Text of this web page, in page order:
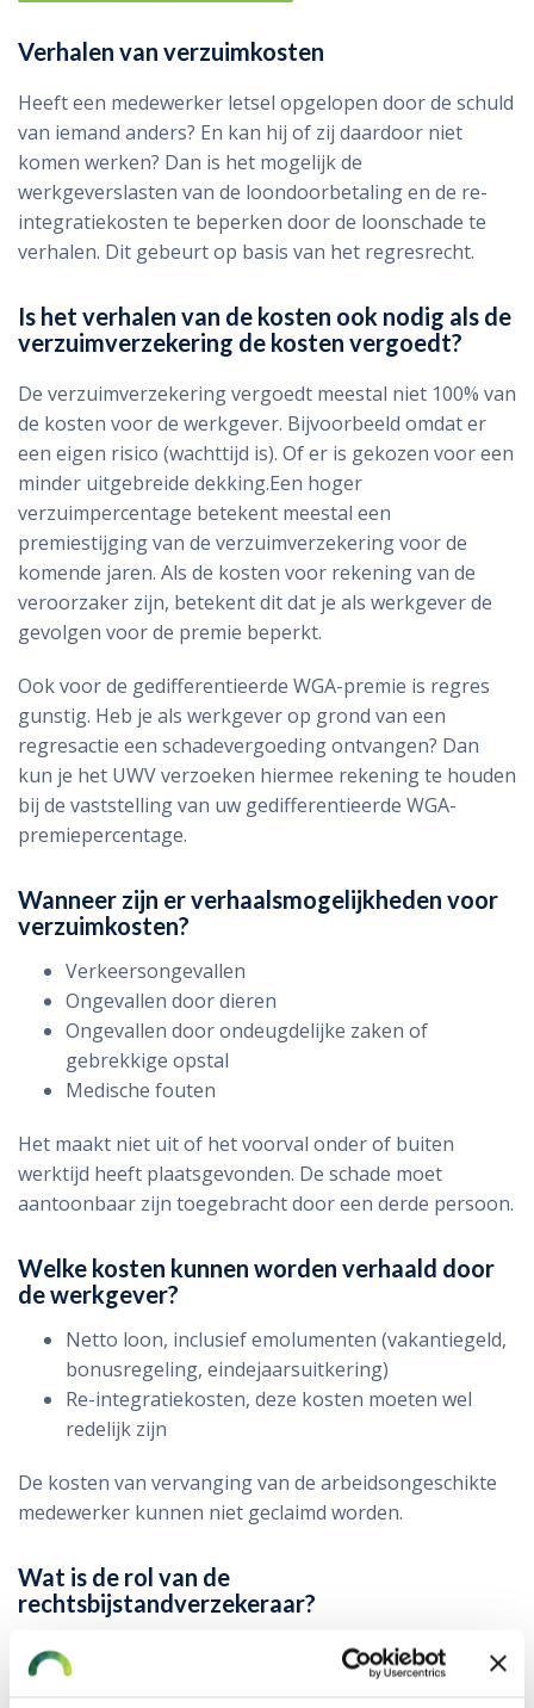
Verhalen van verzuimkosten
Heeft een medewerker letsel opgelopen door de schuld
van iemand anders? En kan hij of zij daardoor niet
komen werken? Dan is het mogelijk de
werkgeverslasten van de loondoorbetaling en de re-
integratiekosten te beperken door de loonschade te
verhalen. Dit gebeurt op basis van het regresrecht.
Is het verhalen van de kosten ook nodig als de
verzuimverzekering de kosten vergoedt?
De verzuimverzekering vergoedt meestal niet 100% van
de kosten voor de werkgever. Bijvoorbeeld omdat er
een eigen risico (wachttijd is). Of er is gekozen voor een
minder uitgebreide dekking.Een hoger
verzuimpercentage betekent meestal een
premiestijging van de verzuimverzekering voor de
komende jaren. Als de kosten voor rekening van de
veroorzaker zijn, betekent dit dat je als werkgever de
gevolgen voor de premie beperkt.
Ook voor de gedifferentieerde WGA-premie is regres
gunstig. Heb je als werkgever op grond van een
regresactie een schadevergoeding ontvangen? Dan
kun je het UWV verzoeken hiermee rekening te houden
bij de vaststelling van uw gedifferentieerde WGA-
premiepercentage.
Wanneer zijn er verhaalsmogelijkheden voor
verzuimkosten?
Verkeersongevallen
Ongevallen door dieren
Ongevallen door ondeugdelijke zaken of
gebrekkige opstal
Medische fouten
Het maakt niet uit of het voorval onder of buiten
werktijd heeft plaatsgevonden. De schade moet
aantoonbaar zijn toegebracht door een derde persoon.
Welke kosten kunnen worden verhaald door
de werkgever?
Netto loon, inclusief emolumenten (vakantiegeld,
bonusregeling, eindejaarsuitkering)
Re-integratiekosten, deze kosten moeten wel
redelijk zijn
De kosten van vervanging van de arbeidsongeschikte
medewerker kunnen niet geclaimd worden.
Wat is de rol van de
rechtsbijstandverzekeraar?
Als de schuldvraag vast ligt, dan wordt het regres
onderling tussen de verzekeraars geregeld en komt er